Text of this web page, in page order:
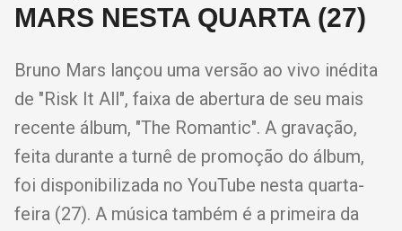
MARS NESTA QUARTA (27)
Bruno Mars lançou uma versão ao vivo inédita
de "Risk It All", faixa de abertura de seu mais
recente álbum, "The Romantic". A gravação,
feita durante a turnê de promoção do álbum,
foi disponibilizada no YouTube nesta quarta-
feira (27). A música também é a primeira da